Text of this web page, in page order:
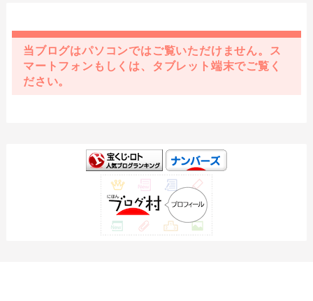
当ブログはパソコンではご覧いただけません。ス
マートフォンもしくは、タブレット端末でご覧く
ださい。